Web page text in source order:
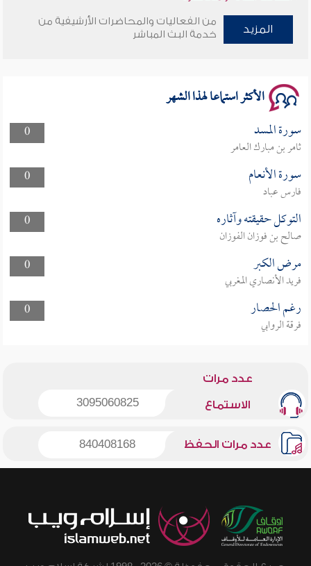
وأمنهم من خوف 9
المزيد
من الفعاليات والمحاضرات الأرشيفية من
خدمة البث المباشر
الأكثر استماعا لهذا الشهر
0 سورة المسد
ثامر بن مبارك العامر
0
سورة الأنعام
فارس عباد
0
التوكل حقيقته وآثاره
صالح بن فوزان الفوزان
0
مرض الكبر
فريد الأنصاري المغربي
0
رغم الحصار
فرقة الروابي
عدد مرات
الاستماع 3095060825
عدد مرات الحفظ 840408168